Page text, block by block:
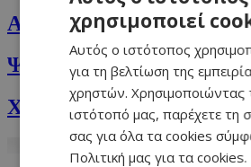
Αραβικό κοτόπουλο
Ψωμί με δεντρολίβανο και
Χοιρινές μπριζόλες στη
χρησιμοποιεί
Αυτός ο ιστότοπος
για τη βελτίωση της
χρηστών. Χρησιμοποιώντας
ιστότοπό μας, παρέχετε τη
σας για όλα τα cookies
Πολιτική μας για τα cookies.